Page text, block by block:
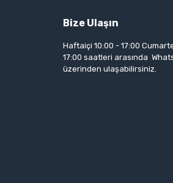
Bize Ulaşın
Haftaiçi 10:00 - 17:00
17:00 saatleri arasında
üzerinden ulaşabilirsiniz.